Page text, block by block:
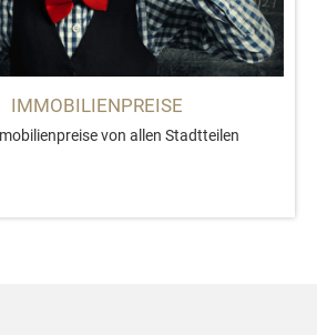
IMMOBILIENPREISE
von allen Stadtteilen